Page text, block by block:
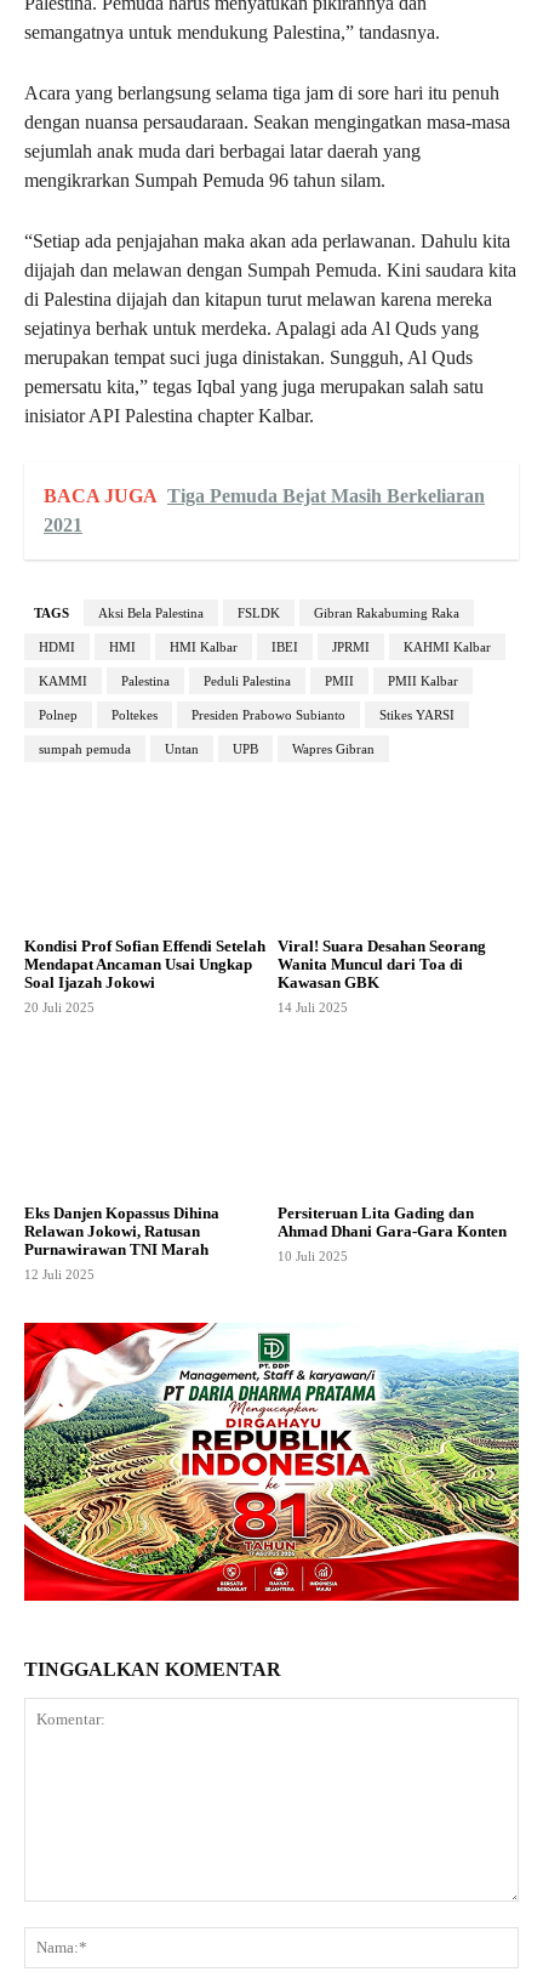
semangatnya untuk mendukung Palestina,” tandasnya.
Acara yang berlangsung selama tiga jam di sore hari itu penuh
dengan nuansa persaudaraan. Seakan mengingatkan masa-masa
sejumlah anak muda dari berbagai latar daerah yang
mengikrarkan Sumpah Pemuda 96 tahun silam.
“Setiap ada penjajahan maka akan ada perlawanan. Dahulu kita
dijajah dan melawan dengan Sumpah Pemuda. Kini saudara kita
di Palestina dijajah dan kitapun turut melawan karena mereka
sejatinya berhak untuk merdeka. Apalagi ada Al Quds yang
merupakan tempat suci juga dinistakan. Sungguh, Al Quds
pemersatu kita,” tegas Iqbal yang juga merupakan salah satu
inisiator API Palestina chapter Kalbar.
BACA JUGA Tiga Pemuda Bejat Masih Berkeliaran
2021
TAGS Aksi Bela Palestina FSLDK Gibran Rakabuming Raka
HDMI HMI HMI Kalbar IBEI JPRMI KAHMI Kalbar
KAMMI Palestina Peduli Palestina PMII PMII Kalbar
Polnep Poltekes Presiden Prabowo Subianto Stikes YARSI
sumpah pemuda Untan UPB Wapres Gibran
Kondisi Prof Sofian Effendi Setelah
Mendapat Ancaman Usai Ungkap
Soal Ijazah Jokowi
20 Juli 2025
Viral! Suara Desahan Seorang
Wanita Muncul dari Toa di
Kawasan GBK
14 Juli 2025
Eks Danjen Kopassus Dihina
Relawan Jokowi, Ratusan
Purnawirawan TNI Marah
12 Juli 2025
Persiteruan Lita Gading dan
Ahmad Dhani Gara-Gara Konten
10 Juli 2025
TINGGALKAN KOMENTAR